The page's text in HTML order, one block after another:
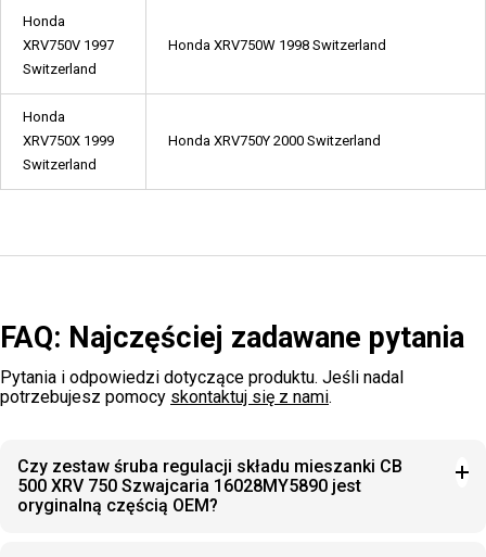
Honda
XRV750V 1997
Switzerland
Honda XRV750W 1998 Switzerland
Honda
XRV750X 1999
Switzerland
Honda XRV750Y 2000 Switzerland
FAQ: Najczęściej zadawane pytania
Pytania i odpowiedzi dotyczące produktu. Jeśli nadal
potrzebujesz pomocy skontaktuj się z nami.
Czy zestaw śruba regulacji składu mieszanki CB
500 XRV 750 Szwajcaria 16028MY5890 jest
oryginalną częścią OEM?